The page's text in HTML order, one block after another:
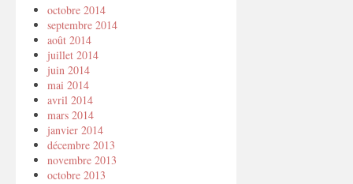
octobre 2014
septembre 2014
août 2014
juillet 2014
juin 2014
mai 2014
avril 2014
mars 2014
janvier 2014
décembre 2013
novembre 2013
octobre 2013